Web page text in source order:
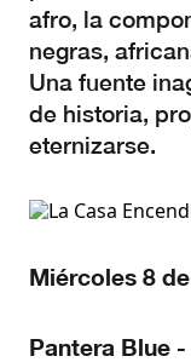
afro, la
negras,
Una fuente
de historia,
eternizarse.
Miércoles 8
Pantera Blue -